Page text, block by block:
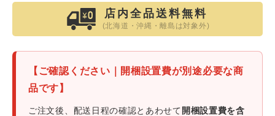
お問い合わせ
店内全品送料無料
(北海道・沖縄・離島は対象外)
【ご確認ください｜開梱設置費が別途必要な商
品です】
ご注文後、配送日程の確認とあわせて開梱設置費を含